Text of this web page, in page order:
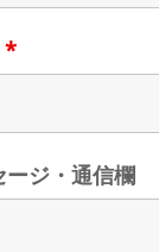
*
ージ・通信欄